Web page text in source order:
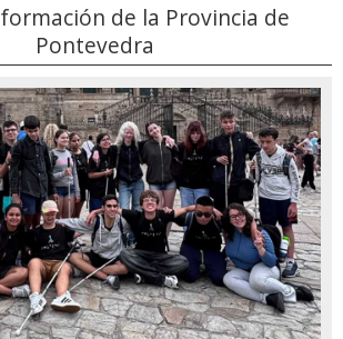
de la Provincia de
Pontevedra